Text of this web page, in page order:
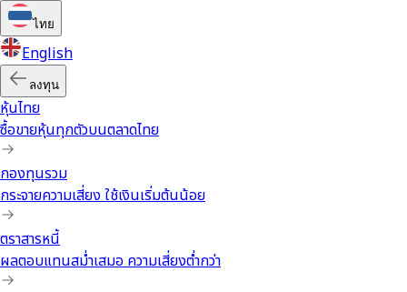
ไทย
English
ลงทุน
หุ้นไทย
ซื้อขายหุ้นทุกตัวบนตลาดไทย
กองทุนรวม
กระจายความเสี่ยง ใช้เงินเริ่มต้นน้อย
ตราสารหนี้
ผลตอบแทนสม่ำเสมอ ความเสี่ยงต่ำกว่า